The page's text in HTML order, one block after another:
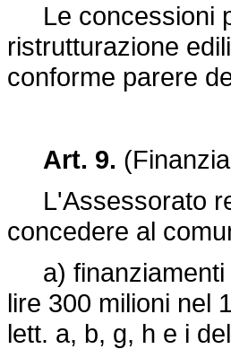
Le concessioni
ristrutturazione
conforme parere
Art. 9.
L'Assessorato
concedere al
a) finanziamenti
lire 300 milioni nel
lett. a, b, g, h e i